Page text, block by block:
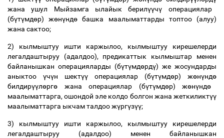
жана ушул Мыйзамга ылайык берилүүчү операциялар
(бүтүмдөр) жөнүндө башка маалыматтарды топтоо (алуу)
жана сактоо;
2) кылмыштуу ишти каржылоо, кылмыштуу кирешелерди
легалдаштыруу (адалдоо), предикаттык кылмыштар менен
байланышкан операцияларды (бүтүмдөрдү) же жосундарды
аныктоо үчүн шектүү операциялар (бүтүмдөр) жөнүндө
билдирүүлөргө жана операциялар (бүтүмдөр) жөнүндө
маалыматтарга, ошондой эле колдо болгон жана жеткиликтүү
маалыматтарга ыкчам талдоо жүргүзүү;
3) кылмыштуу ишти каржылоо, кылмыштуу кирешелерди
легалдаштыруу (адалдоо) менен байланышкан